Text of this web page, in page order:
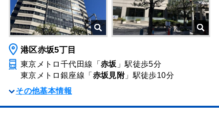
港区赤坂5丁目
東京メトロ千代田線「 赤坂 」駅徒歩5分
東京メトロ銀座線「 赤坂見附 」駅徒歩10分
その他基本情報